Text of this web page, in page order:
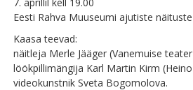
Eesti Rahva Muuseumi ajutiste
Kaasa teevad:
näitleja Merle Jääger (Vanemuise
löökpillimängija Karl Martin Kirm
videokunstnik Sveta Bogomolova.